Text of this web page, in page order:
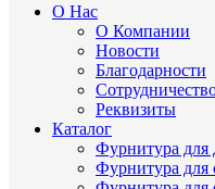
О Нас
О Компании
Новости
Благодарности
Реквизиты
Каталог
Фурнитура для
Фурнитура для